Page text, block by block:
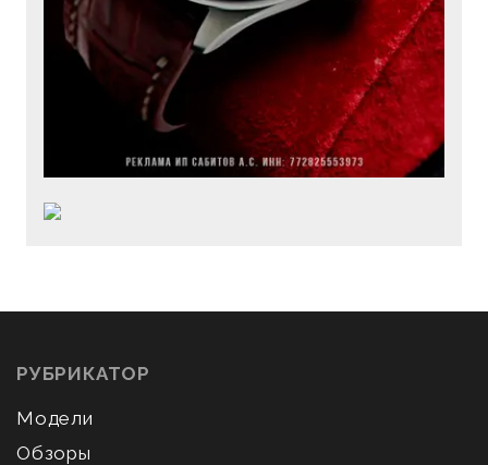
РУБРИКАТОР
Модели
Обзоры